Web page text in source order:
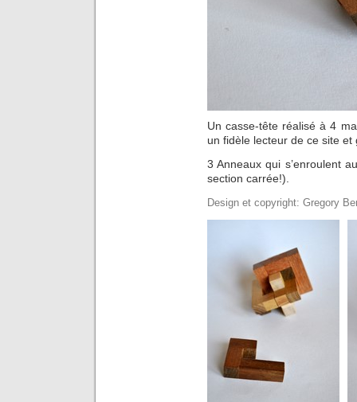
Un casse-tête réalisé à 4
un fidèle lecteur de ce site
3 Anneaux qui s’enroulent
section carrée!).
Design et copyright: Gregory